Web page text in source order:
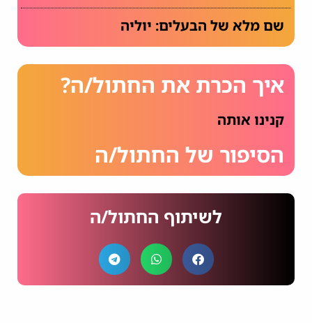
שם מלא של הבעלים: יוליה
איך הכרת את החתול/ה?
קנינו אותה
הסיפור של החתול/ה
לשיתוף החתול/ה